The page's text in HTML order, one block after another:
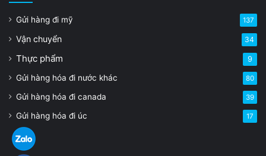
Gửi hàng đi mỹ 137
Vận chuyển 34
Thực phẩm 9
Gửi hàng hóa đi nước khác 80
Gửi hàng hóa đi canada 39
Gửi hàng hóa đi úc 17